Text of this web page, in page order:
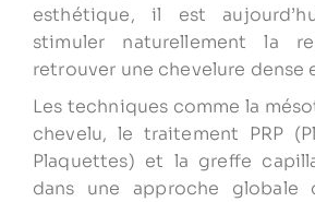
esthétique, il est
stimuler naturellement la
retrouver une chevelure dense
Les techniques comme la
chevelu, le traitement PRP
Plaquettes) et la greffe
dans une approche globale